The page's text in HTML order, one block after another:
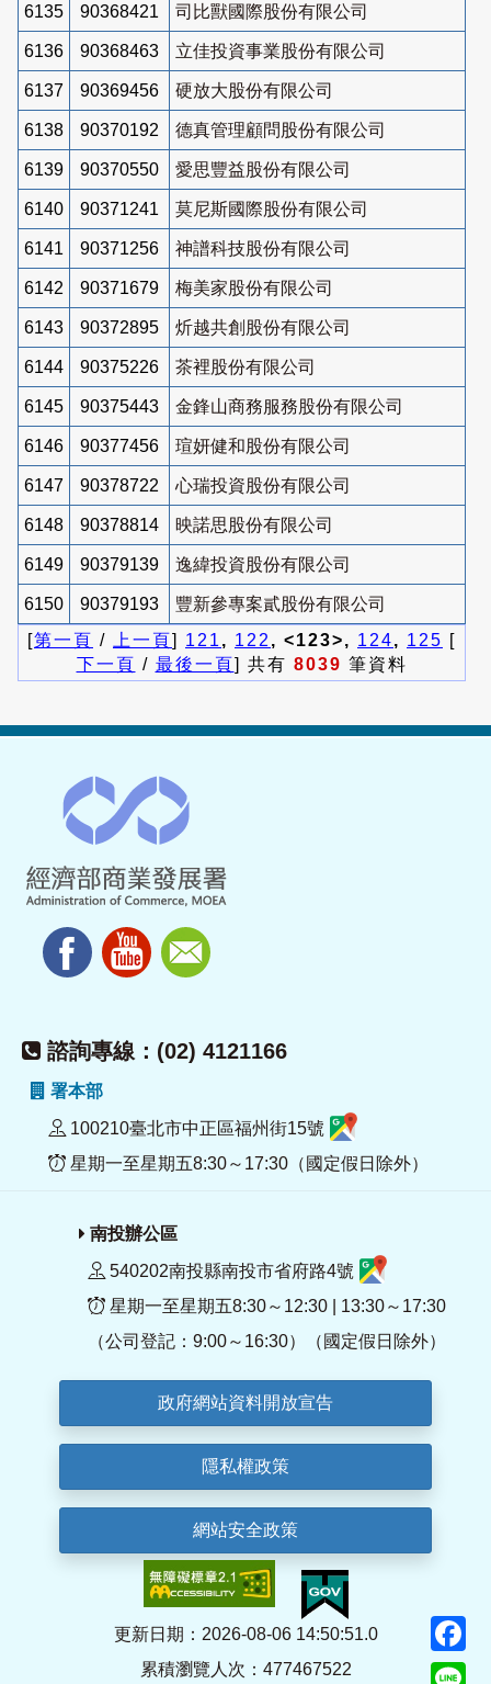
6135 90368421 司比獸國際股份有限公司
6136 90368463 立佳投資事業股份有限公司
6137 90369456 硬放大股份有限公司
6138 90370192 德真管理顧問股份有限公司
6139 90370550 愛思豐益股份有限公司
6140 90371241 莫尼斯國際股份有限公司
6141 90371256 神譜科技股份有限公司
6142 90371679 梅美家股份有限公司
6143 90372895 炘越共創股份有限公司
6144 90375226 茶裡股份有限公司
6145 90375443 金鋒山商務服務股份有限公司
6146 90377456 瑄妍健和股份有限公司
6147 90378722 心瑞投資股份有限公司
6148 90378814 映諾思股份有限公司
6149 90379139 逸緯投資股份有限公司
6150 90379193
豐新參專案貳股份有限公司
[第一頁 / 上一頁] 121 , 122 , <123>, 124, 125 [
下一頁 / 最後一頁] 共有 8039 筆資料
諮詢專線：(02) 4121166
署本部
100210臺北市中正區福州街15號
星期一至星期五8:30～17:30（國定假日除外）
南投辦公區
540202南投縣南投市省府路4號
星期一至星期五8:30～12:30 | 13:30～17:30
（公司登記：9:00～16:30）（國定假日除外）
政府網站資料開放宣告
隱私權政策
網站安全政策
更新日期：2026-08-06 14:50:51.0
累積瀏覽人次：477467522